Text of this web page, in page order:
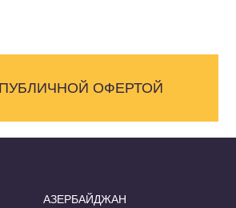
ОФЕРТОЙ
АЗЕРБАЙДЖАН